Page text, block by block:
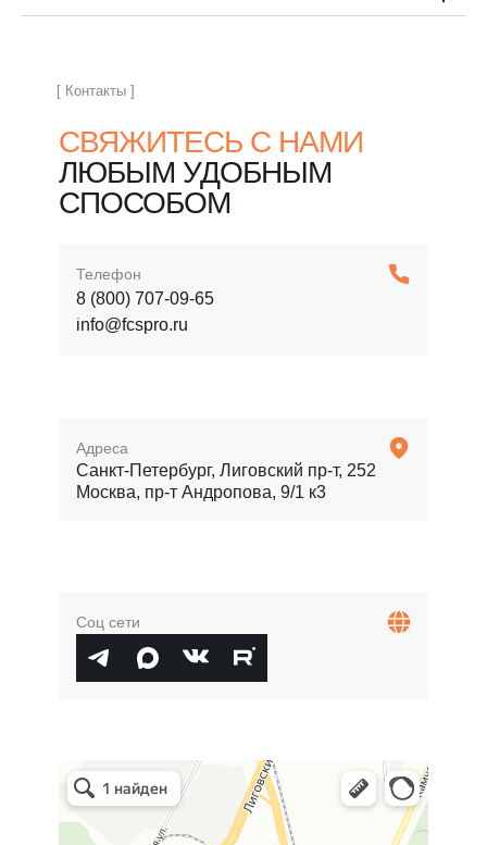
Соц сети
Адреса
Санкт-Петербург, Лиговский пр-т, 252
Москва, пр-т Андропова, 9/1 к3
Телефон
8 (800) 707-09-65
info@fcspro.ru
СВЯЖИТЕСЬ С НАМИ
ЛЮБЫМ УДОБНЫМ
СПОСОБОМ
[ Контакты ]